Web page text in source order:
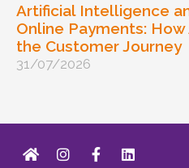
Artificial Intelligence
Online Payments:
the Customer Journey
31/07/2026